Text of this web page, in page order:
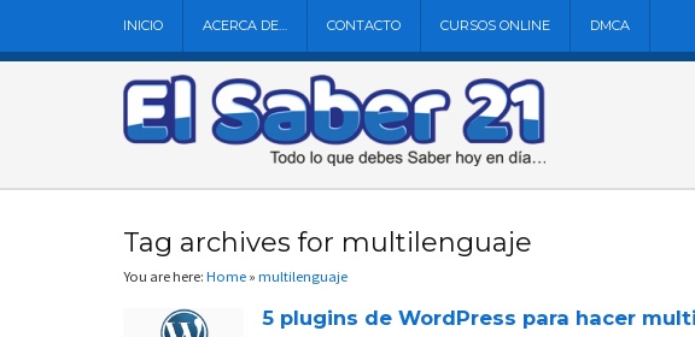
INICIO ACERCA DE… CONTACTO CURSOS ONLINE DMCA
Tag archives for multilenguaje
You are here: Home » multilenguaje
5 plugins de WordPress para hacer